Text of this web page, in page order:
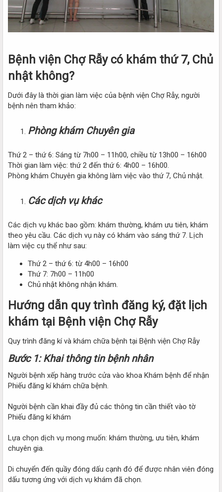
Bệnh viện Chợ Rẫy có khám thứ 7, Chủ
nhật không?
Dưới đây là thời gian làm việc của bệnh viện Chợ Rẫy, người
bệnh nên tham khảo:
Phòng khám Chuyên gia
Thứ 2 – thứ 6: Sáng từ 7h00 – 11h00, chiều từ 13h00 – 16h00
Thời gian làm việc: thứ 2 đến thứ 6: 4h00 – 16h00.
Phòng khám Chuyên gia không làm việc vào thứ 7, Chủ nhật.
Các dịch vụ khác
Các dịch vụ khác bao gồm: khám thường, khám ưu tiên, khám
theo yêu cầu. Các dịch vụ này có khám vào sáng thứ 7. Lịch
làm việc cụ thể như sau:
Thứ 2 – thứ 6: từ 4h00 – 16h00
Thứ 7: 7h00 – 11h00
Chủ nhật không nhận khám.
Hướng dẫn quy trình đăng ký, đặt lịch
khám tại Bệnh viện Chợ Rẫy
Quy trình đăng kí và khám chữa bệnh tại Bệnh viện Chợ Rẫy
Bước 1: Khai thông tin bệnh nhân
Người bệnh xếp hàng trước cửa vào khoa Khám bệnh để nhận
Phiếu đăng kí khám chữa bệnh.
Người bệnh cần khai đầy đủ các thông tin cần thiết vào tờ
Phiếu đăng kí khám
Lựa chọn dịch vụ mong muốn: khám thường, ưu tiên, khám
chuyên gia.
Di chuyển đến quầy đóng dấu cạnh đó để được nhân viên đóng
dấu tương ứng với dịch vụ khám đã chọn.